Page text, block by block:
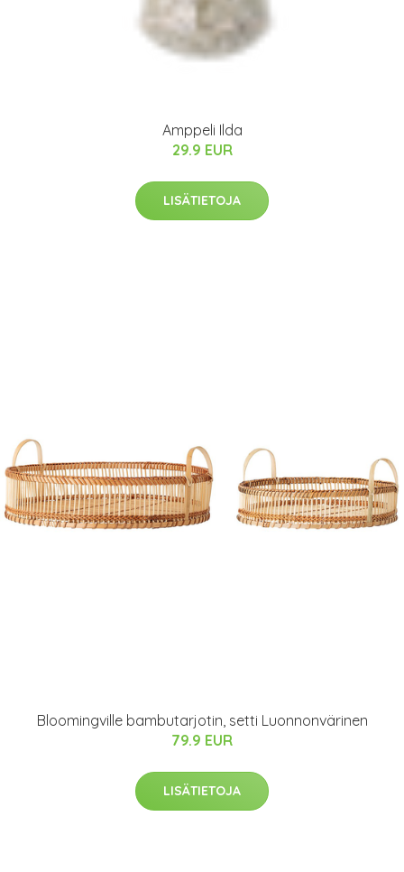
Amppeli Ilda
29.9 EUR
LISÄTIETOJA
Bloomingville bambutarjotin, setti Luonnonvärinen
79.9 EUR
LISÄTIETOJA